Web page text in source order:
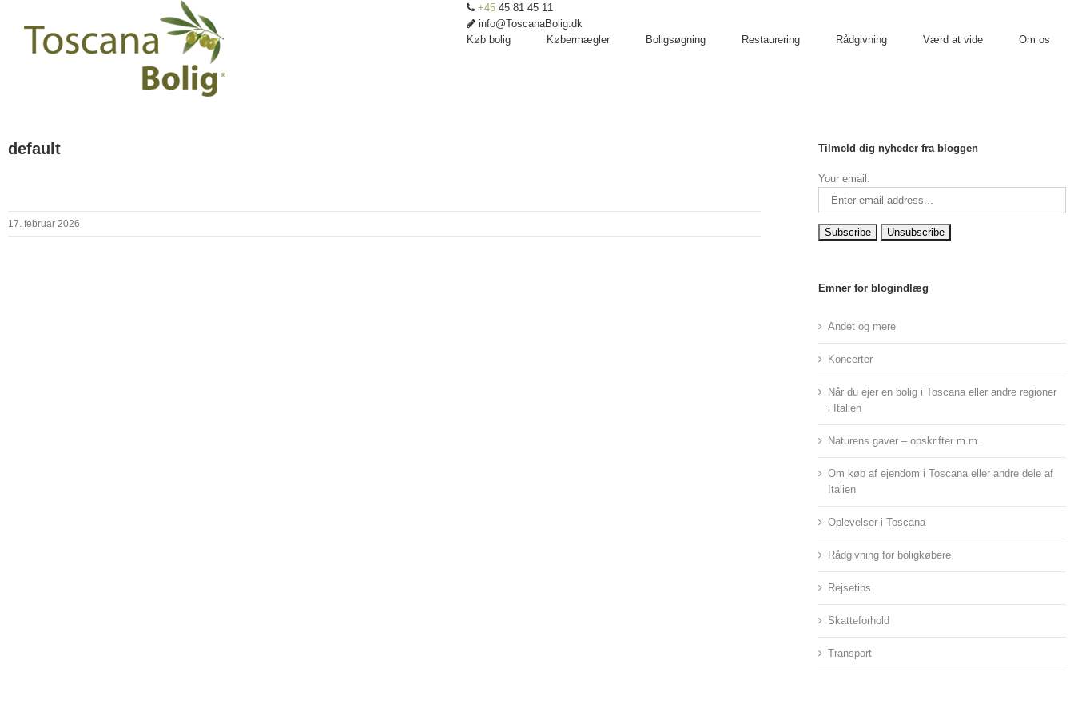
+45 45 81 45 11
info@ToscanaBolig.dk
Køb bolig
Købermægler Boligsøgning Restaurering Rådgivning Værd at vide Om os
default
17. februar 2026
Tilmeld dig nyheder fra bloggen
Your email:
Emner for blogindlæg
Andet og mere
Koncerter
Når du ejer en bolig i Toscana eller andre regioner
i Italien
Naturens gaver – opskrifter m.m.
Om køb af ejendom i Toscana eller andre dele af
Italien
Oplevelser i Toscana
Rådgivning for boligkøbere
Rejsetips
Skatteforhold
Transport